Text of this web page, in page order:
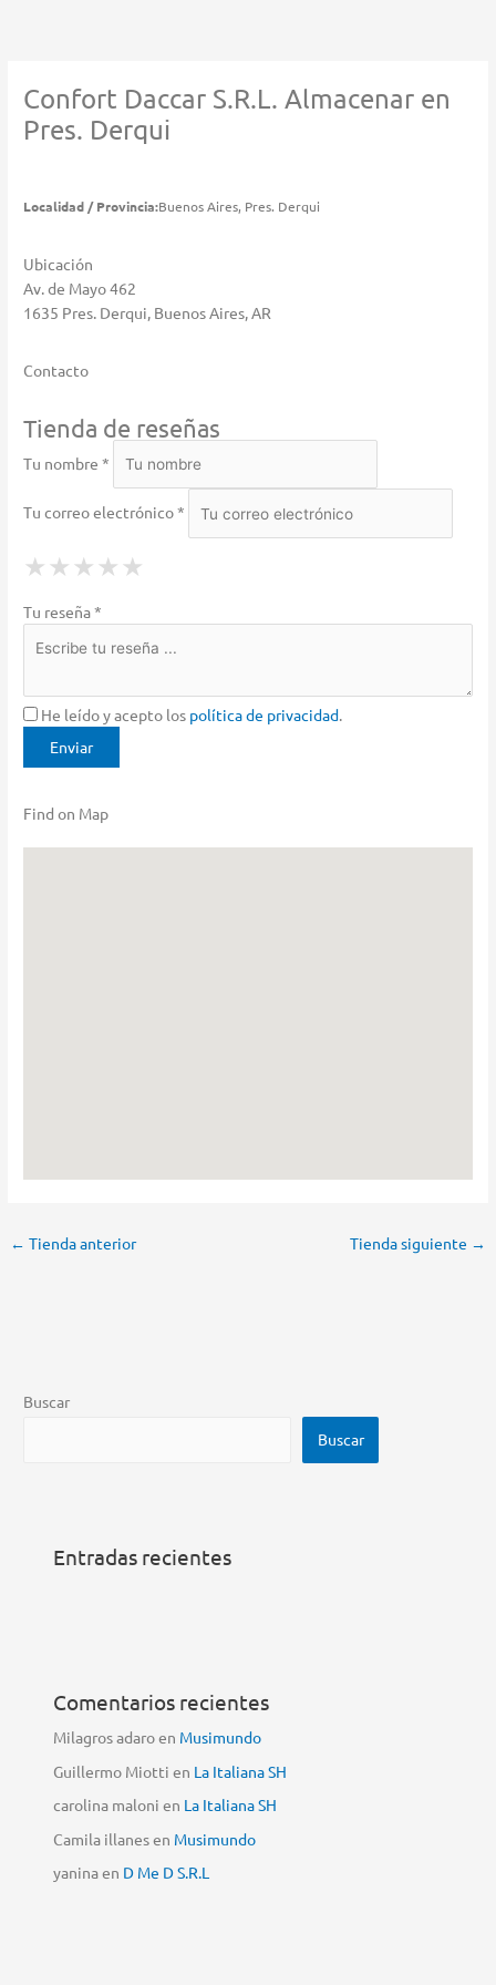
Confort Daccar S.R.L.Almacenar en
Pres. Derqui
Localidad / Provincia:Buenos Aires, Pres. Derqui
Ubicación
Av. de Mayo 462
1635 Pres. Derqui, Buenos Aires, AR
Contacto
Tienda de reseñas
Tu nombre *
Tu correo electrónico *
★ 1 Star
★ ★ 2 Stars
★ ★ ★ 3 Stars
★ ★ ★ ★ 4 Stars
★ ★ ★ ★ ★
Tu reseña *
He leído y acepto los política de privacidad.
Find on Map
← Tienda anterior Tienda siguiente →
Buscar
Buscar
Entradas recientes
Comentarios recientes
Milagros adaroen Musimundo
Guillermo Miotti en La Italiana SH
carolina maloni en La Italiana SH
Camila illanesen Musimundo
yaninaen D Me D S.R.L